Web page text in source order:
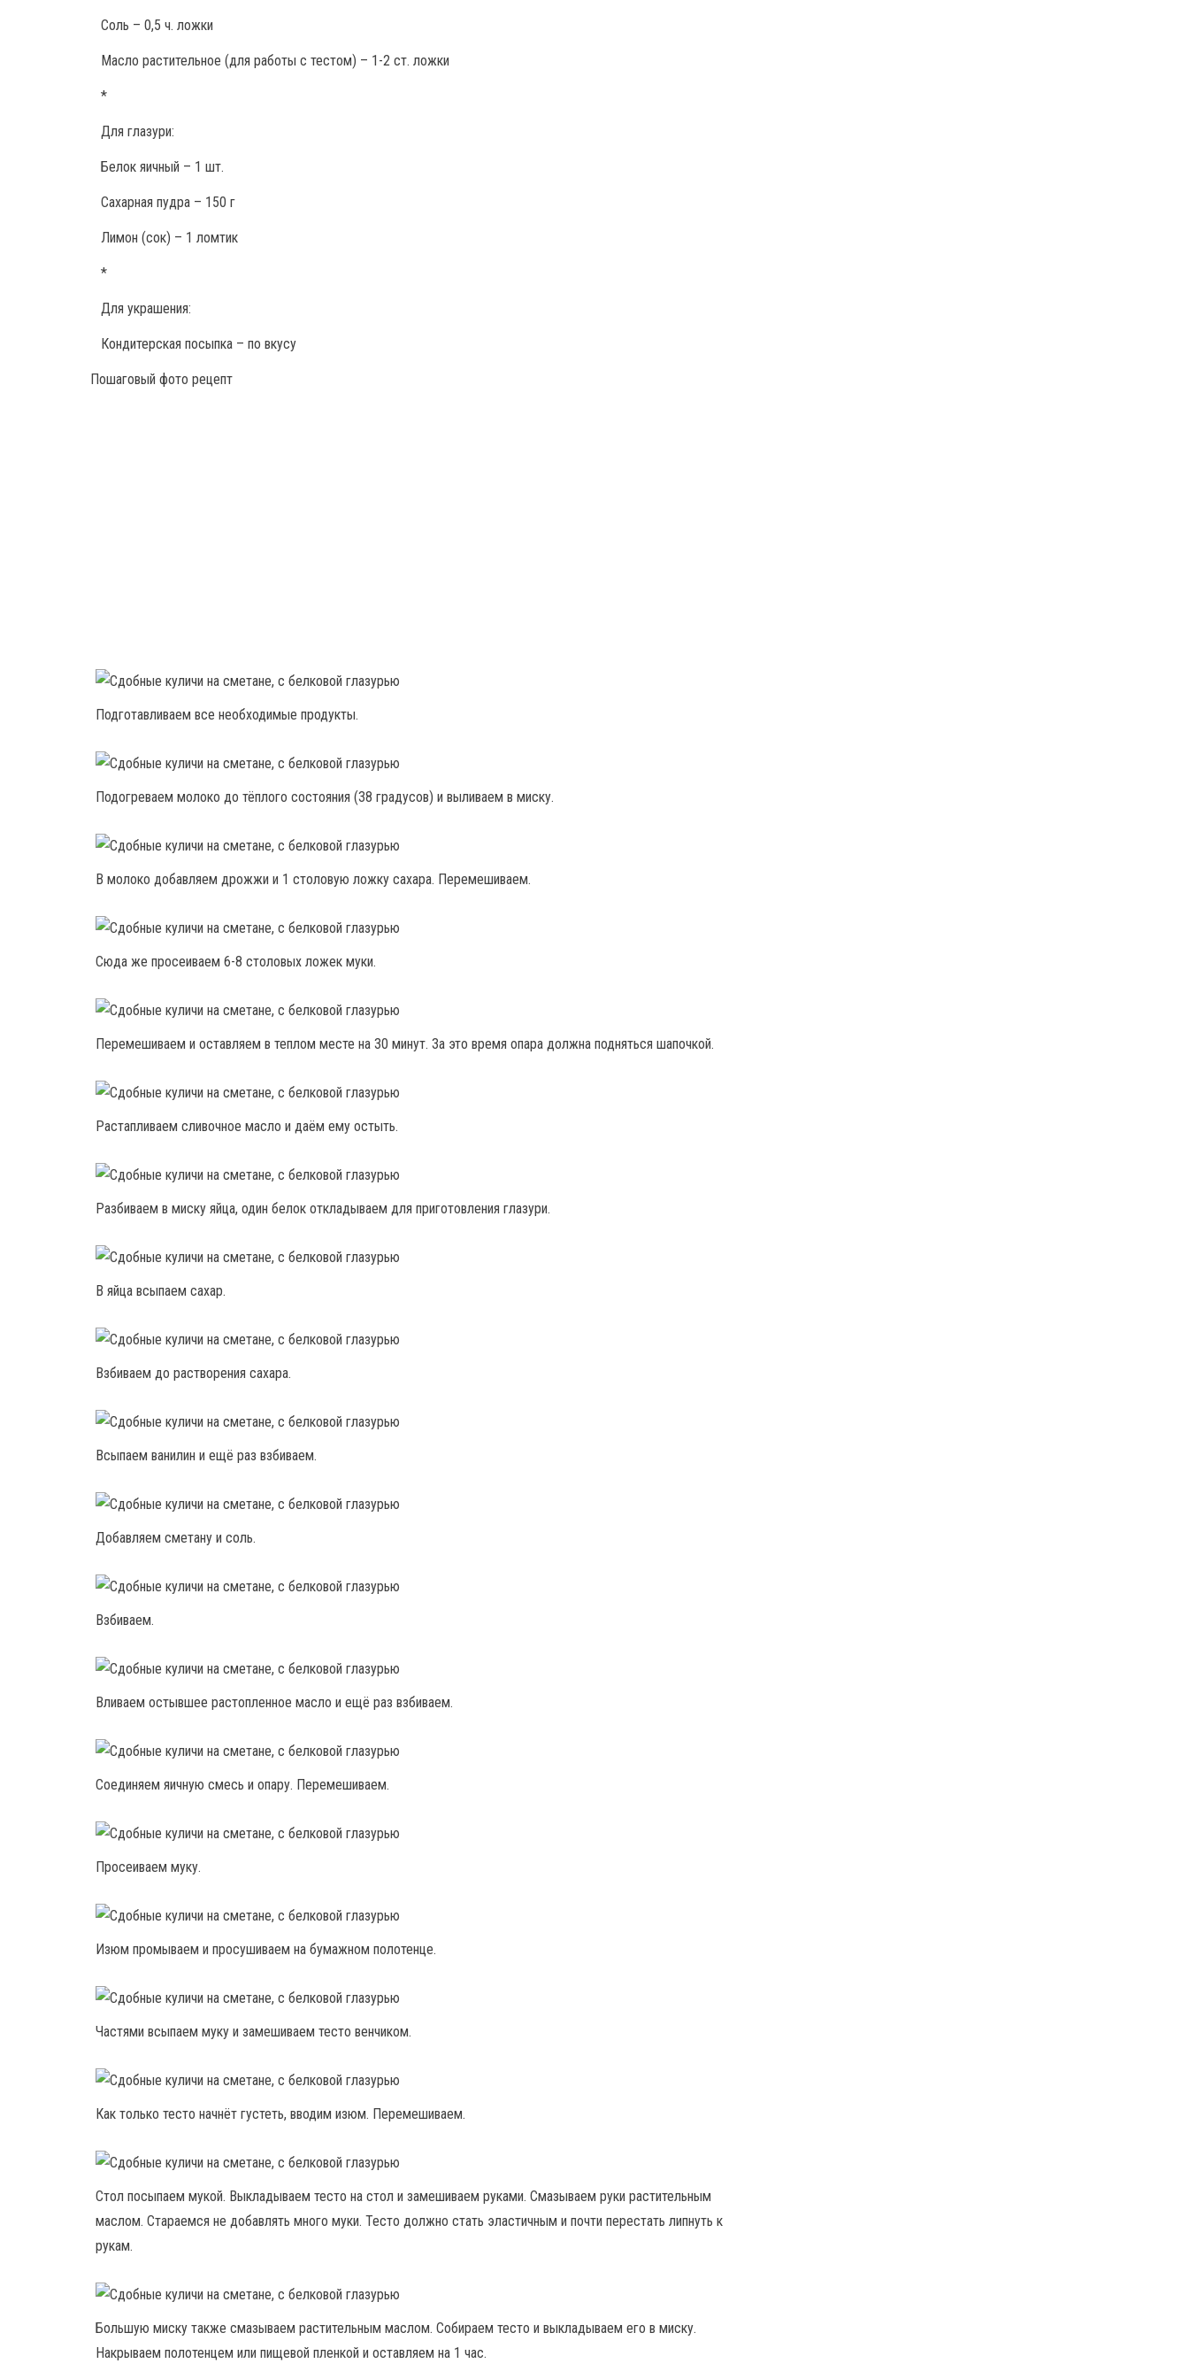
Соль – 0,5 ч. ложки
Масло растительное (для работы с тестом) – 1-2 ст. ложки
*
Для глазури:
Белок яичный – 1 шт.
Сахарная пудра – 150 г
Лимон (сок) – 1 ломтик
*
Для украшения:
Кондитерская посыпка – по вкусу
Пошаговый фото рецепт
Подготавливаем все необходимые продукты.
Подогреваем молоко до тёплого состояния (38 градусов) и выливаем в миску.
В молоко добавляем дрожжи и 1 столовую ложку сахара. Перемешиваем.
Сюда же просеиваем 6-8 столовых ложек муки.
Перемешиваем и оставляем в теплом месте на 30 минут. За это время опара должна подняться шапочкой.
Растапливаем сливочное масло и даём ему остыть.
Разбиваем в миску яйца, один белок откладываем для приготовления глазури.
В яйца всыпаем сахар.
Взбиваем до растворения сахара.
Всыпаем ванилин и ещё раз взбиваем.
Добавляем сметану и соль.
Взбиваем.
Вливаем остывшее растопленное масло и ещё раз взбиваем.
Соединяем яичную смесь и опару. Перемешиваем.
Просеиваем муку.
Изюм промываем и просушиваем на бумажном полотенце.
Частями всыпаем муку и замешиваем тесто венчиком.
Как только тесто начнёт густеть, вводим изюм. Перемешиваем.
Стол посыпаем мукой. Выкладываем тесто на стол и замешиваем руками. Смазываем руки растительным
маслом. Стараемся не добавлять много муки. Тесто должно стать эластичным и почти перестать липнуть к
рукам.
Большую миску также смазываем растительным маслом. Собираем тесто и выкладываем его в миску.
Накрываем полотенцем или пищевой пленкой и оставляем на 1 час.